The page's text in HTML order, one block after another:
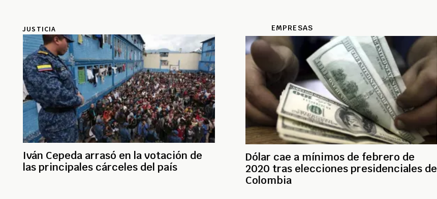
JUSTICIA
Iván Cepeda arrasó en la votación de
las principales cárceles del país
EMPRESAS
Dólar cae a mínimos de febrero de
2020 tras elecciones presidenciales de
Colombia